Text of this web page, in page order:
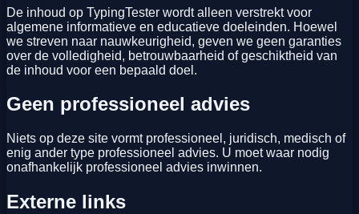
De inhoud op TypingTester wordt alleen verstrekt voor
algemene informatieve en educatieve doeleinden. Hoewel
we streven naar nauwkeurigheid, geven we geen garanties
over de volledigheid, betrouwbaarheid of geschiktheid van
de inhoud voor een bepaald doel.
Geen professioneel advies
Niets op deze site vormt professioneel, juridisch, medisch of
enig ander type professioneel advies. U moet waar nodig
onafhankelijk professioneel advies inwinnen.
Externe links